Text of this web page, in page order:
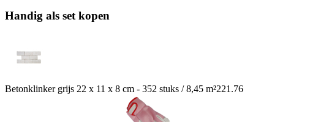
Handig als set kopen
Betonklinker grijs 22 x 11 x 8 cm - 352 stuks / 8,45 m²221.76